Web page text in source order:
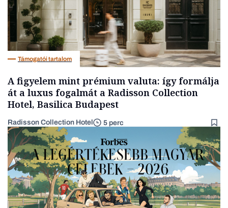
Támogatói tartalom
A figyelem mint prémium valuta: így formálja
át a luxus fogalmát a Radisson Collection
Hotel, Basilica Budapest
Radisson Collection Hotel 5 perc